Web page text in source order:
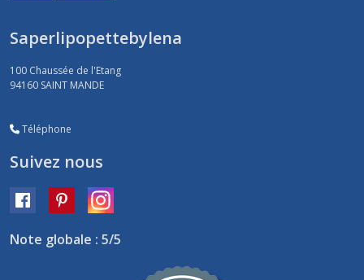
Saperlipopettebylena
100 Chaussée de l'Etang
94160 SAINT MANDE
Téléphone
Suivez nous
Note globale : 5/5